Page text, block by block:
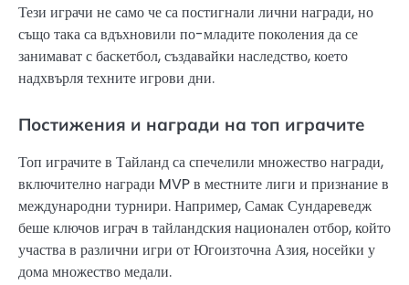
Тези играчи не само че са постигнали лични награди, но
също така са вдъхновили по-младите поколения да се
занимават с баскетбол, създавайки наследство, което
надхвърля техните игрови дни.
Постижения и награди на топ играчите
Топ играчите в Тайланд са спечелили множество награди,
включително награди MVP в местните лиги и признание в
международни турнири. Например, Самак Сундареведж
беше ключов играч в тайландския национален отбор, който
участва в различни игри от Югоизточна Азия, носейки у
дома множество медали.